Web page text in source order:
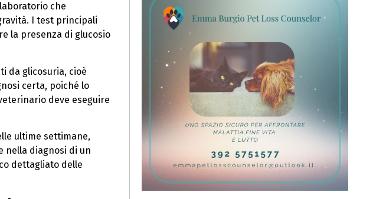
che
I test principali
la presenza di glucosio
da glicosuria, cioè
certa, poiché lo
deve eseguire
ultime settimane,
nella diagnosi di un
dettagliato delle